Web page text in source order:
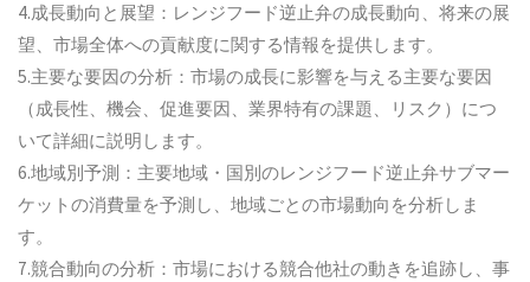
4.成長動向と展望：レンジフード逆止弁の成長動向、将来の展
望、市場全体への貢献度に関する情報を提供します。
5.主要な要因の分析：市場の成長に影響を与える主要な要因
（成長性、機会、促進要因、業界特有の課題、リスク）につ
いて詳細に説明します。
6.地域別予測：主要地域・国別のレンジフード逆止弁サブマー
ケットの消費量を予測し、地域ごとの市場動向を分析しま
す。
7.競合動向の分析：市場における競合他社の動きを追跡し、事